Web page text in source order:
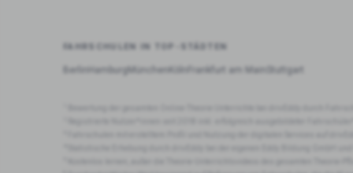
FAHRSCHULEN IN TOP-STÄDTEN
Berlin Hamburg München Frankfurt am Main Stuttgart